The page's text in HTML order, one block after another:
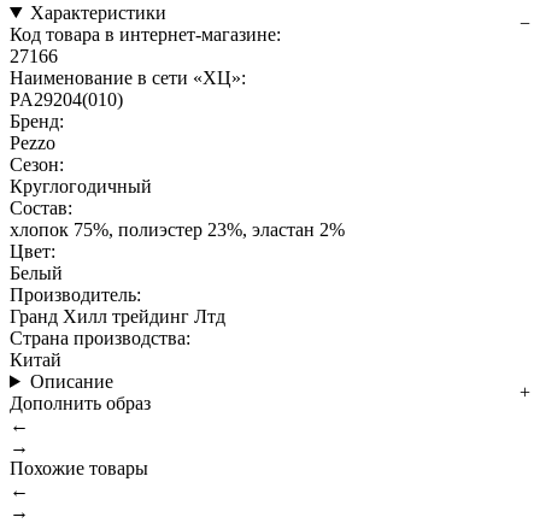
Характеристики
Код товара в интернет-магазине:
27166
Наименование в сети «ХЦ»:
PA29204(010)
Бренд:
Pezzo
Сезон:
Круглогодичный
Состав:
хлопок 75%, полиэстер 23%, эластан 2%
Цвет:
Белый
Производитель:
Гранд Хилл трейдинг Лтд
Страна производства:
Китай
Описание
Дополнить образ
←
→
Похожие товары
←
→